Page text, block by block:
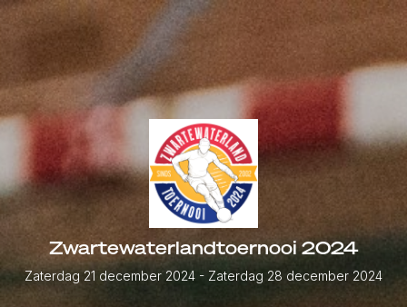
Zwartewaterlandtoernooi 2024
Zaterdag 21 december 2024 - Zaterdag 28 december 2024